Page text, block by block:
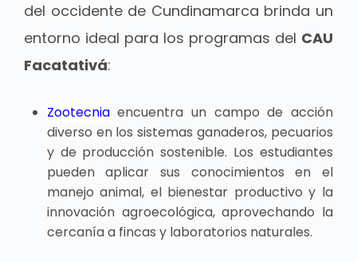
del occidente de Cundinamarca brinda un
entorno ideal para los programas del CAU
Facatativá:
Zootecniaencuentra un campo de acción
diverso en los sistemas ganaderos, pecuarios
y de producción sostenible. Los estudiantes
pueden aplicar sus conocimientos en el
manejo animal, el bienestar productivo y la
innovación agroecológica, aprovechando la
cercanía a fincas y laboratorios naturales.